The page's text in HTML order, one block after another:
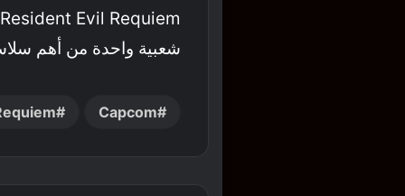
شعبية واحدة من أهم
Capcom